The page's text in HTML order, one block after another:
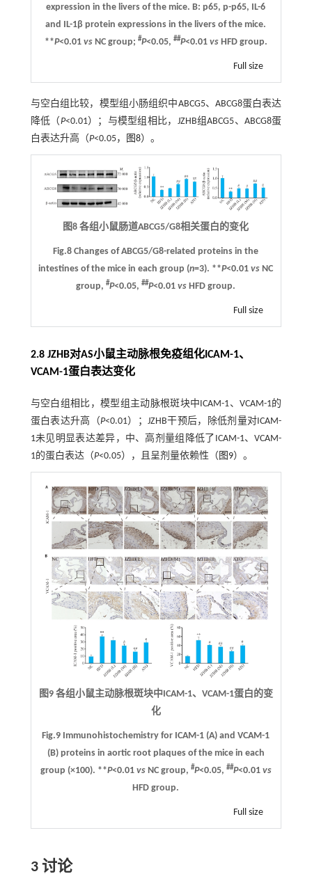
expression in the livers of the mice. B: p65, p-p65, IL-6
and IL-1β protein expressions in the livers of the mice.
**P<0.01 vsNC group; #P<0.05, ##P<0.01 vsHFD group.
Full size
与空白组比较，模型组小肠组织中ABCG5、ABCG8蛋白表达
降低（ P<0.01）；与模型组相比，JZHB组ABCG5、ABCG8蛋
白表达升高（P<0.05， 图8）。
图8 各组小鼠肠道ABCG5/G8相关蛋白的变化
Fig.8 Changes of ABCG5/G8-related proteins in the
intestines of the mice in each group (n=3). **P<0.01vs NC
group,#P<0.05,##P<0.01vs HFD group.
Full size
2.8 JZHB对AS小鼠主动脉根免疫组化ICAM-1、
VCAM-1蛋白表达变化
与空白组相比，模型组主动脉根斑块中ICAM-1、VCAM-1的
蛋白表达升高（P<0.01）；JZHB干预后，除低剂量对ICAM-
1未见明显表达差异，中、高剂量组降低了ICAM-1、VCAM-
1的蛋白表达（P<0.05），且呈剂量依赖性（ 图9）。
图9 各组小鼠主动脉根斑块中ICAM-1、VCAM-1蛋白的变
化
Fig.9 Immunohistochemistry for ICAM-1 (A) and VCAM-1
(B) proteins in aortic root plaques of the mice in each
group (×100). **P<0.01 vsNC group, #P<0.05, ##P<0.01 vs
HFD group.
Full size
3 讨论